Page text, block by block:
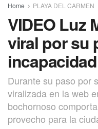
Home PLAYA DEL CARMEN
VIDEO Luz
viral por su
Durante su paso por
viralizada en la web
bochornoso
provecho para la